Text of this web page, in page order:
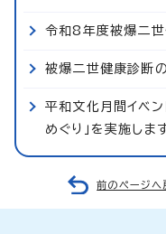
令和8年度被爆二
被爆二世健康診断
平和文化月間イベン
めぐり」を実施しま
前のページへ